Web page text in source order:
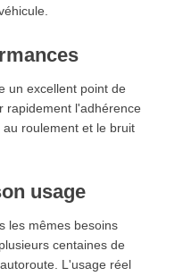
un excellent point de
rapidement l'adhérence
roulement et le bruit
usage
les mêmes besoins
centaines de
L'usage réel